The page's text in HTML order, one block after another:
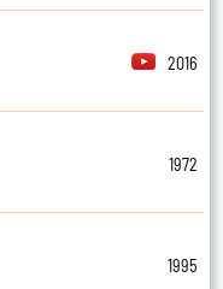
2016
1972
1995